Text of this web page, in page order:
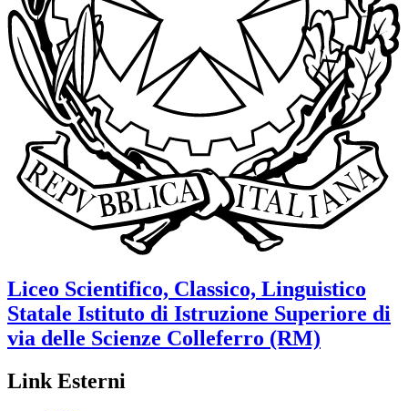
Liceo Scientifico, Classico, Linguistico
Statale Istituto di Istruzione Superiore di
via delle Scienze Colleferro (RM)
Link Esterni